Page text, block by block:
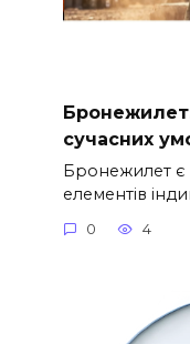
сучасних
Бронежилет є
елементів
0 4